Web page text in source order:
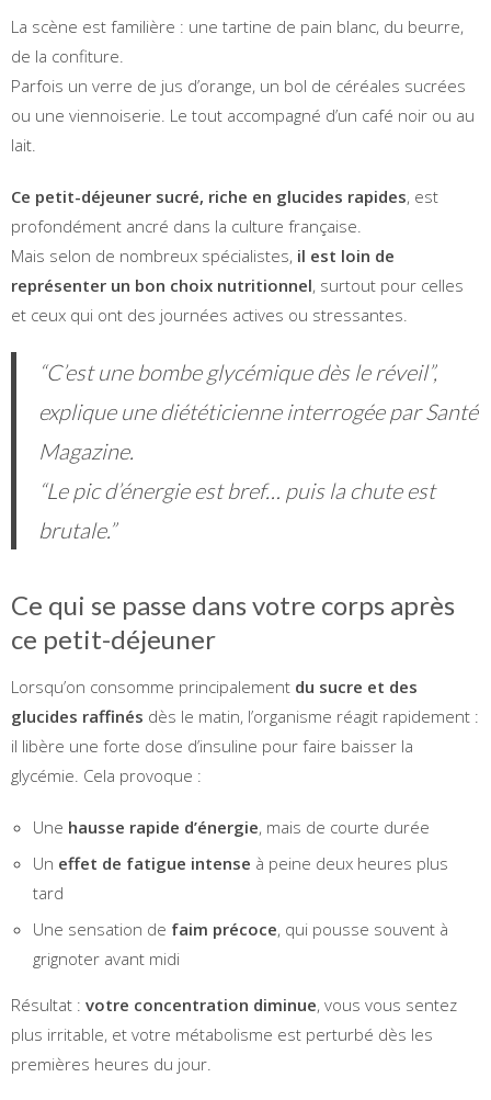
La scène est familière : une tartine de pain blanc, du beurre,
de la confiture.
Parfois un verre de jus d’orange, un bol de céréales sucrées
ou une viennoiserie. Le tout accompagné d’un café noir ou au
lait.
Ce petit-déjeuner sucré, riche en glucides rapides, est
profondément ancré dans la culture française.
Mais selon de nombreux spécialistes, il est loin de
représenter un bon choix nutritionnel, surtout pour celles
et ceux qui ont des journées actives ou stressantes.
“C’est une bombe glycémique dès le réveil”,
explique une diététicienne interrogée par Santé
Magazine.
“Le pic d’énergie est bref… puis la chute est
brutale.”
Ce qui se passe dans votre corps après
ce petit-déjeuner
Lorsqu’on consomme principalement du sucre et des
glucides raffinés dès le matin, l’organisme réagit rapidement :
il libère une forte dose d’insuline pour faire baisser la
glycémie. Cela provoque :
Une hausse rapide d’énergie, mais de courte durée
Un effet de fatigue intense à peine deux heures plus
tard
Une sensation de faim précoce, qui pousse souvent à
grignoter avant midi
Résultat : votre concentration diminue, vous vous sentez
plus irritable, et votre métabolisme est perturbé dès les
premières heures du jour.